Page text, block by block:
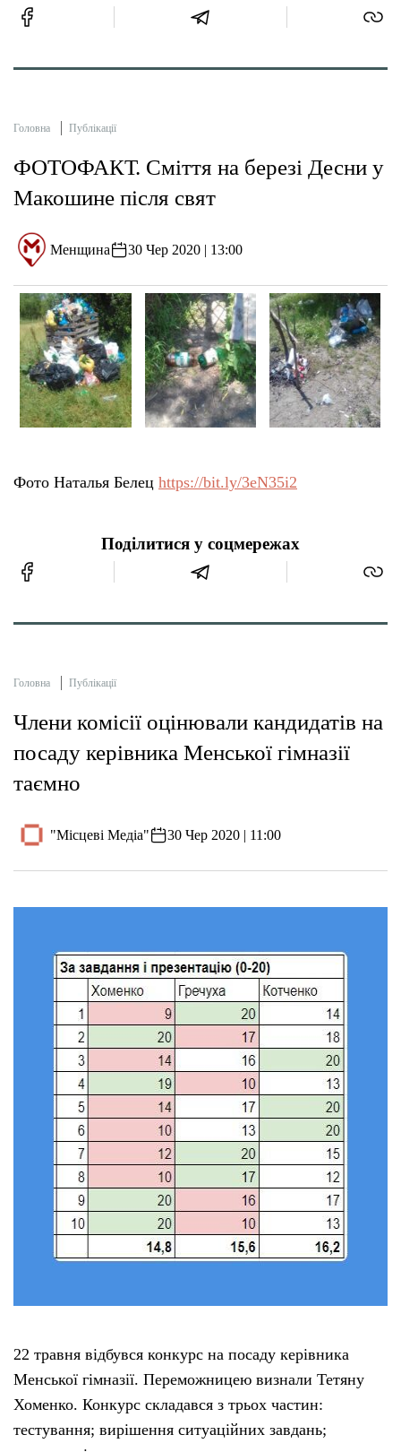
Головна Публікації
ФОТОФАКТ. Сміття на березі Десни у
Макошине після свят
Менщина 30 Чер 2020 | 13:00
Фото ‎Наталья Белец‎ https://bit.ly/3eN35i2
Поділитися у соцмережах
Головна Публікації
Члени комісії оцінювали кандидатів на
посаду керівника Менської гімназії
таємно
"Місцеві Медіа" 30 Чер 2020 | 11:00
22 травня відбувся конкурс на посаду керівника
Менської гімназії. Переможницею визнали Тетяну
Хоменко. Конкурс складався з трьох частин:
тестування; вирішення ситуаційних завдань;